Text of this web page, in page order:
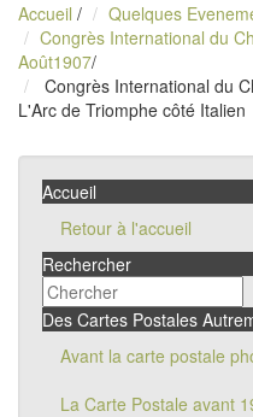
Accueil / Quelques
Congrès International du
Août1907/
Congrès International du
L'Arc de Triomphe côté Italien
Accueil
Retour à l'accueil
Rechercher
Des Cartes Postales
Avant la carte postale
La Carte Postale avant